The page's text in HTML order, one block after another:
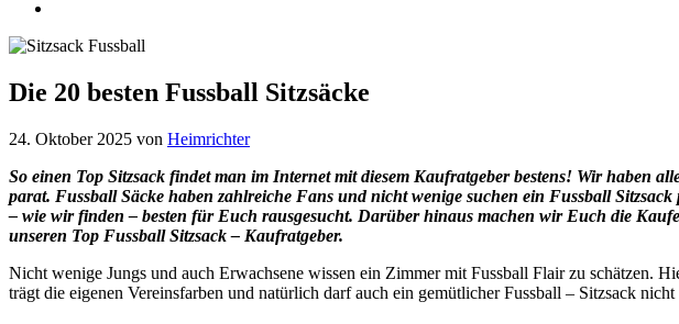
Die 20 besten Fussball Sitzsäcke
24. Oktober 2025 von Heimrichter
So einen Top Sitzsack findet man im Internet mit diesem Kaufratgeber bestens! Wir haben
parat. Fussball Säcke haben zahlreiche Fans und nicht wenige suchen ein Fussball
– wie wir finden – besten für Euch rausgesucht. Darüber hinaus machen wir Euch die
unseren Top Fussball Sitzsack – Kaufratgeber.
Nicht wenige Jungs und auch Erwachsene wissen ein Zimmer mit Fussball Flair zu schätzen.
trägt die eigenen Vereinsfarben und natürlich darf auch ein gemütlicher Fussball – Sitzsack